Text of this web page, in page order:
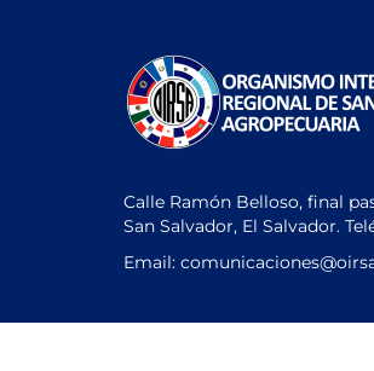
Calle Ramón Belloso, final
San Salvador, El Salvador.
Email: comunicaciones